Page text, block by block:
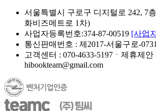
서울특별시 구로구 디지털로 242, 7
화비즈메트로 1차)
사업자등록번호:374-87-00519 [사업
통신판매번호 : 제2017-서울구로-
고객센터 : 070-4633-5197ㆍ제휴제안
hibookteam@gmail.com